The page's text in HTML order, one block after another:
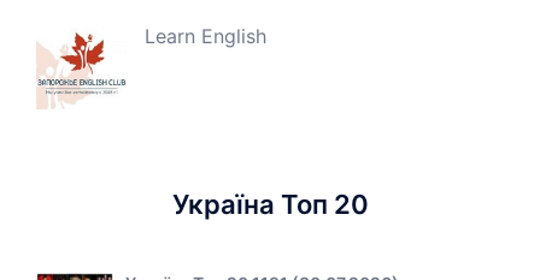
Learn English
Україна Топ 20